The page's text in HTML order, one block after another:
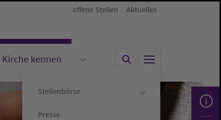
Kirche kennen
Stellenbörse
Submenu for
Presse
offene Stellen Aktuelles